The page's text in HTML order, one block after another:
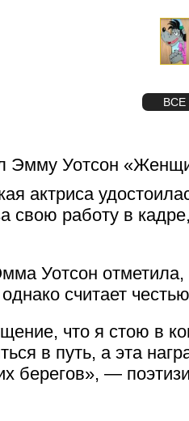
ВСЕ
Эмму Уотсон
актриса
свою работу в
Уотсон отметила,
считает
что я стою в
в путь, а эта
берегов», —